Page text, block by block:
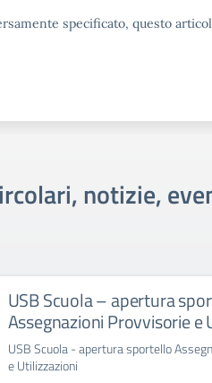
specificato, questo
notizie,
USB Scuola – apertura
Assegnazioni Provvisorie e
USB Scuola - apertura sportello
e Utilizzazioni